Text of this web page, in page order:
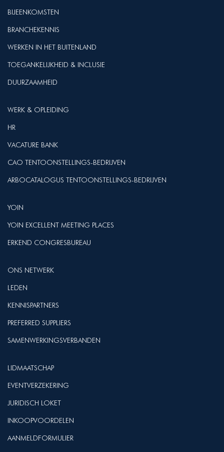
BIJEENKOMSTEN
BRANCHEKENNIS
WERKEN IN HET BUITENLAND
TOEGANKELIJKHEID & INCLUSIE
DUURZAAMHEID
WERK & OPLEIDING
HR
VACATURE BANK
CAO TENTOONSTELLINGS-BEDRIJVEN
ARBOCATALOGUS TENTOONSTELLINGS-BEDRIJVEN
YOIN
YOIN EXCELLENT MEETING PLACES
ERKEND CONGRESBUREAU
ONS NETWERK
LEDEN
KENNISPARTNERS
PREFERRED SUPPLIERS
SAMENWERKINGSVERBANDEN
LIDMAATSCHAP
EVENTVERZEKERING
JURIDISCH LOKET
INKOOPVOORDELEN
AANMELDFORMULIER